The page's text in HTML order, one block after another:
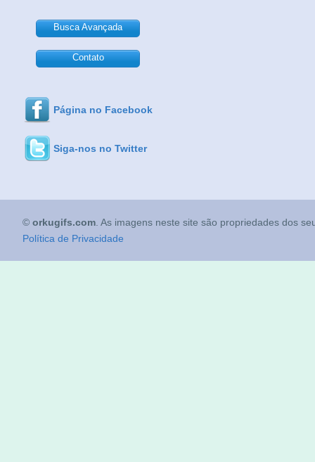
Busca Avançada
Contato
Página no Facebook
Siga-nos no Twitter
© orkugifs.com . As imagens neste site são propriedades dos
Política de Privacidade